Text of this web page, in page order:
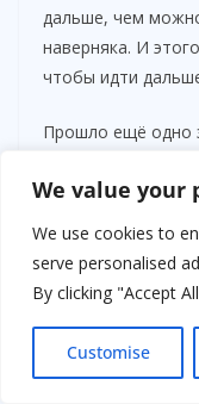
We value your
We use cookies to
serve personalised
By clicking "Accept
Customise
дальше, чем
наверняка. И
чтобы идти
Прошло ещё одно
самоуверенности.
подопечные
проверяют друг
он видел
остаться
а ради привычки